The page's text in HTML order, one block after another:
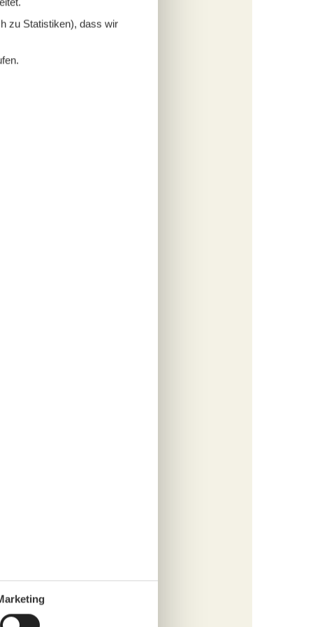
zu Statistiken), dass wir